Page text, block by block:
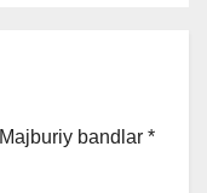
Majburiy bandlar *